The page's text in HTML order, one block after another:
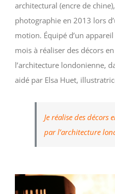
architectural (encre de
photographie en 2013 lors
motion. Équipé d’un
mois à réaliser des décors
l’architecture londonienne,
aidé par Elsa Huet,
Je réalise des décors
par l’architecture